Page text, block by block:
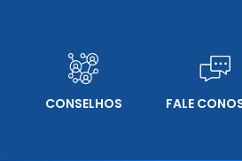
CONSELHOS FALE